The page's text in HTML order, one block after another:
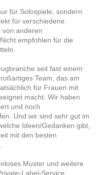
für Solospiele, sondern
für verschiedene
von anderen
empfohlen für die
seit fast einem
Team, das am
für Frauen mit
macht. Wir haben
und noch
Und wir sind sehr gut im
Ideen/Gedanken gibt,
mit den besten
Muster und weitere
Label-Service.